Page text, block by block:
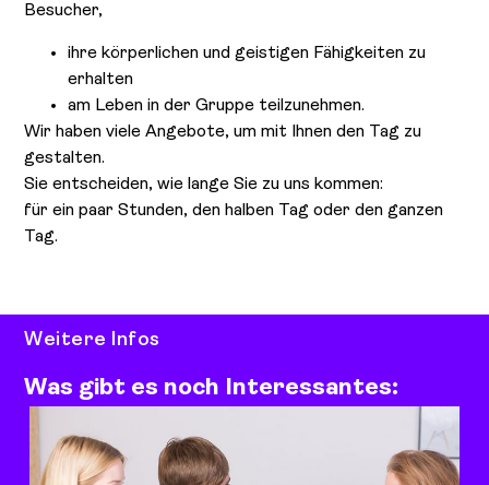
Besucher,
ihre körperlichen und geistigen Fähigkeiten zu
erhalten
am Leben in der Gruppe teilzunehmen.
Wir haben viele Angebote, um mit Ihnen den Tag zu
gestalten.
Sie entscheiden, wie lange Sie zu uns kommen:
für ein paar Stunden, den halben Tag oder den ganzen
Tag.
Weitere Infos
Was gibt es noch Interessantes: